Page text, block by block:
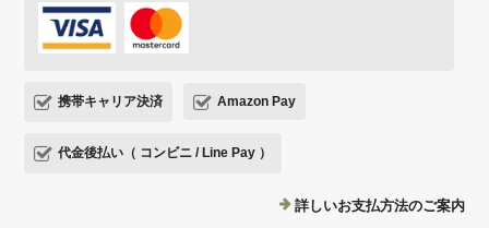
携帯キャリア決済 Amazon Pay
代金後払い（ コンビニ / Line Pay ）
詳しいお支払方法のご案内